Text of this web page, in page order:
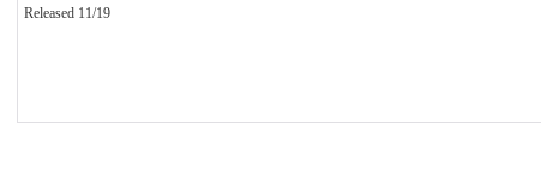
Released 11/19